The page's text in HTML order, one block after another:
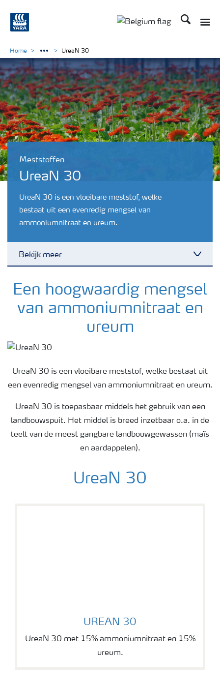
Zoek op
Meststoffen
UreaN 30
UreaN 30 is een vloeibare meststof, welke
bestaat uit een evenredig mengsel van
ammoniumnitraat en ureum.
Bekijk meer
Nieuwsbrieven
Gewassen
Meststoffen
Grow the future
Home UreaN 30
Een hoogwaardig mengsel
van ammoniumnitraat en
ureum
UreaN 30 is een vloeibare meststof, welke bestaat uit
een evenredig mengsel van ammoniumnitraat en ureum.
UreaN 30 is toepasbaar middels het gebruik van een
landbouwspuit. Het middel is breed inzetbaar o.a. in de
teelt van de meest gangbare landbouwgewassen (maïs
en aardappelen).
UreaN 30
UREAN 30
UreaN 30 met 15% ammoniumnitraat en 15%
ureum.